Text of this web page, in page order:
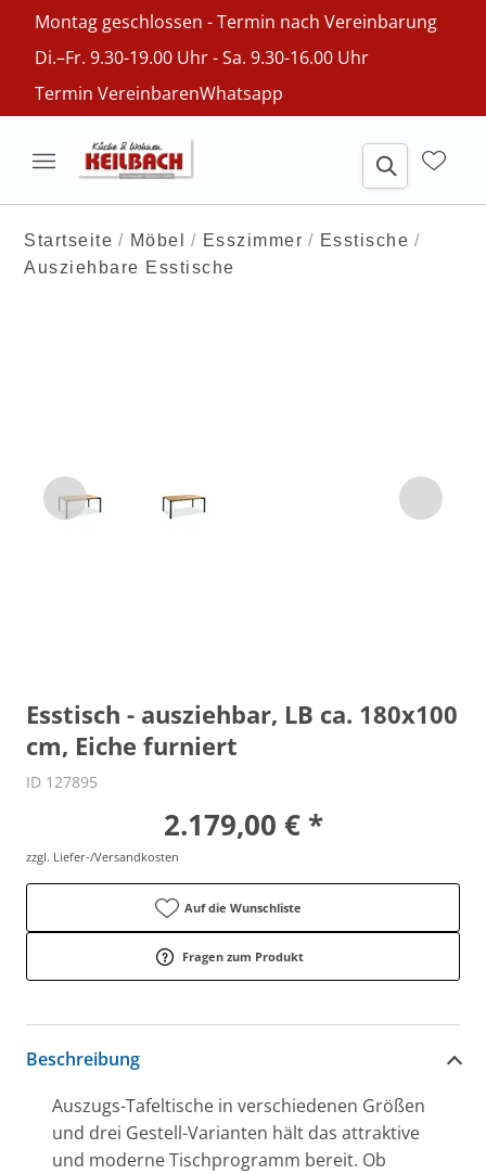
Montag geschlossen - Termin nach Vereinbarung
Di.–Fr. 9.30-19.00 Uhr - Sa. 9.30-16.00 Uhr
Termin VereinbarenWhatsapp
Startseite Möbel Esszimmer
Esstische
Ausziehbare Esstische
Esstisch - ausziehbar, LB ca. 180x100
cm, Eiche furniert
ID 127895
2.179,00 € *
zzgl. Liefer-/Versandkosten
Auf die Wunschliste
Fragen zum Produkt
Beschreibung
Auszugs-Tafeltische in verschiedenen Größen
und drei Gestell-Varianten hält das attraktive
und moderne Tischprogramm bereit. Ob